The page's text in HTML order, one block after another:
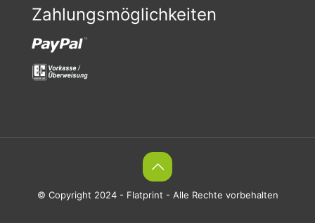
Zahlungsmöglichkeiten
© Copyright 2024 - Flatprint - Alle Rechte vorbehalten